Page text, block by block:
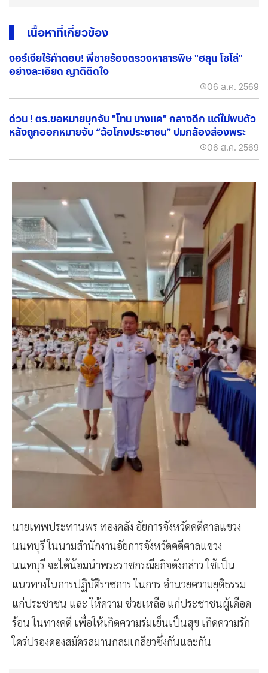
เนื้อหาที่เกี่ยวข้อง
จอร์เจียไร้คำตอบ! พี่ชายร้องตรวจหาสารพิษ "ฮลุน โซโล่"
อย่างละเอียด ญาติติดใจ
06 ส.ค. 2569
ด่วน ! ตร.ขอหมายบุกจับ "โทน บางแค" กลางดึก แต่ไม่พบตัว
หลังถูกออกหมายจับ “ฉ้อโกงประชาชน” ปมกล้องส่องพระ
06 ส.ค. 2569
นายเทพประทานพร ทองคลัง อัยการจังหวัดคดีศาลแขวง
นนทบุรี ในนามสำนักงานอัยการจังหวัดคดีศาลแขวง
นนทบุรี จะได้น้อมนำพระราชกรณียกิจดังกล่าว ใช้เป็น
แนวทางในการปฏิบัติราชการ ในการ อำนวยความยุติธรรม
แก่ประชาชน และ ให้ความ ช่วยเหลือ แก่ประชาชนผู้เดือด
ร้อน ในทางคดี เพื่อให้เกิดความร่มเย็นเป็นสุข เกิดความรัก
ใคร่ปรองดองสมัครสมานกลมเกลียวซึ่งกันและกัน